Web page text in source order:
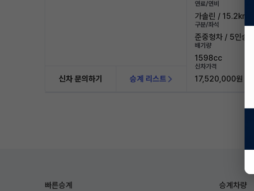
연료/연비
가솔린 / 15.2km/
구분/좌석
준중형차 / 5인승
배기량
1598cc
신차가격
17,520,000원
신차 문의하기 승계 리스트
빠른승계
승계차량